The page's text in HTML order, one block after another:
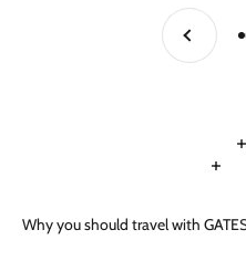
Zurück